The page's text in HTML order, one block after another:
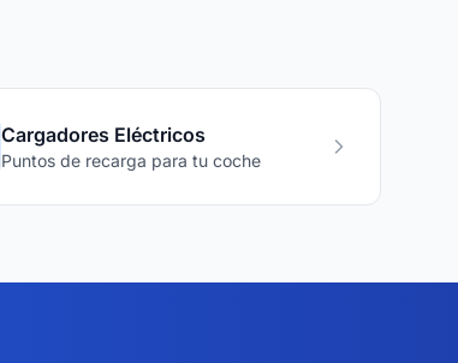
Cargadores Eléctricos
Puntos de recarga para tu coche